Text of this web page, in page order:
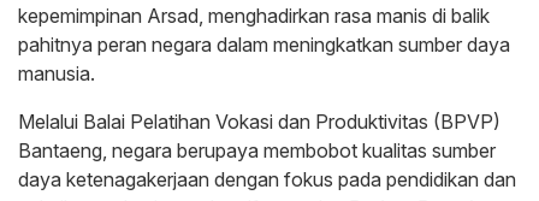
kepemimpinan Arsad, menghadirkan rasa manis di balik
pahitnya peran negara dalam meningkatkan sumber daya
manusia.
Melalui Balai Pelatihan Vokasi dan Produktivitas (BPVP)
Bantaeng, negara berupaya membobot kualitas sumber
daya ketenagakerjaan dengan fokus pada pendidikan dan